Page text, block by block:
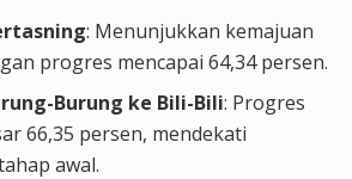
: Menunjukkan kemajuan
progres mencapai 64,34 persen.
Burung ke Bili-Bili: Progres
66,35 persen, mendekati
awal.